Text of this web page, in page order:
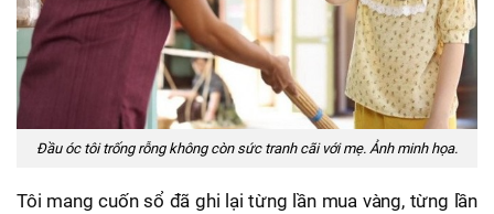
Đầu óc tôi trống rỗng không còn sức tranh cãi với mẹ. Ảnh minh họa.
Tôi mang cuốn sổ đã ghi lại từng lần mua vàng, từng lần